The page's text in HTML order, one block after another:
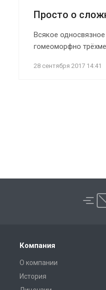
Просто о
Всякое
гомеоморфно
28 сентября 2017 14:41
Компания
О компании
История